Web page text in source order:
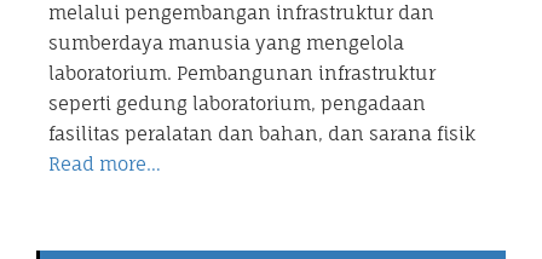
melalui pengembangan infrastruktur dan
sumberdaya manusia yang mengelola
laboratorium. Pembangunan infrastruktur
seperti gedung laboratorium, pengadaan
fasilitas peralatan dan bahan, dan sarana fisik
Read more…